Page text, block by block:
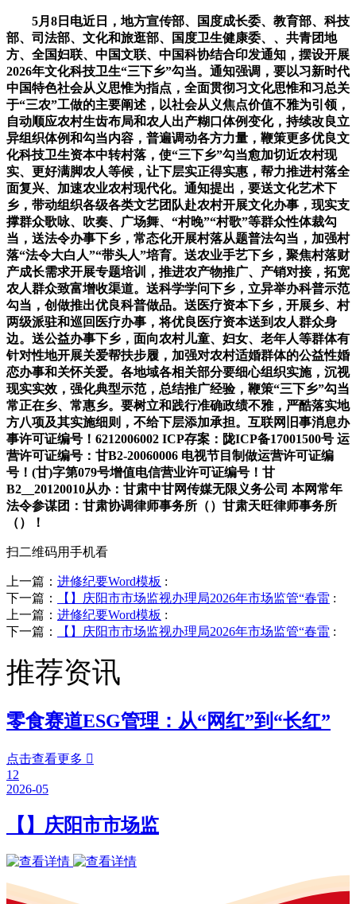
5月8日电近日，地方宣传部、国度成长委、教育部、科技
部、司法部、文化和旅逛部、国度卫生健康委、、共青团地
方、全国妇联、中国文联、中国科协结合印发通知，摆设开展
2026年文化科技卫生“三下乡”勾当。通知强调，要以习新时代
中国特色社会从义思惟为指点，全面贯彻习文化思惟和习总关
于“三农”工做的主要阐述，以社会从义焦点价值不雅为引领，
自动顺应农村生齿布局和农人出产糊口体例变化，持续改良立
异组织体例和勾当内容，普遍调动各方力量，鞭策更多优良文
化科技卫生资本中转村落，使“三下乡”勾当愈加切近农村现
实、更好满脚农人等候，让下层实正得实惠，帮力推进村落全
面复兴、加速农业农村现代化。通知提出，要送文化艺术下
乡，带动组织各级各类文艺团队赴农村开展文化办事，现实支
撑群众歌咏、吹奏、广场舞、“村晚”“村歌”等群众性体裁勾
当，送法令办事下乡，常态化开展村落从题普法勾当，加强村
落“法令大白人”“带头人”培育。送农业手艺下乡，聚焦村落财
产成长需求开展专题培训，推进农产物推广、产销对接，拓宽
农人群众致富增收渠道。送科学学问下乡，立异举办科普示范
勾当，创做推出优良科普做品。送医疗资本下乡，开展乡、村
两级派驻和巡回医疗办事，将优良医疗资本送到农人群众身
边。送公益办事下乡，面向农村儿童、妇女、老年人等群体有
针对性地开展关爱帮扶步履，加强对农村适婚群体的公益性婚
恋办事和关怀关爱。各地域各相关部分要细心组织实施，沉视
现实实效，强化典型示范，总结推广经验，鞭策“三下乡”勾当
常正在乡、常惠乡。要树立和践行准确政绩不雅，严酷落实地
方八项及其实施细则，不给下层添加承担。互联网旧事消息办
事许可证编号！6212006002 ICP存案：陇ICP备17001500号 运
营许可证编号：甘B2-20060006 电视节目制做运营许可证编
号！(甘)字第079号增值电信营业许可证编号！甘
B2__20120010从办：甘肃中甘网传媒无限义务公司 本网常年
法令参谋团：甘肃协调律师事务所（）甘肃天旺律师事务所
（）！
扫二维码用手机看
上一篇： 进修纪要Word模板 :
下一篇：
【】庆阳市市场监视办理局2026年市场监管“春雷 :
上一篇： 进修纪要Word模板 :
下一篇：
【】庆阳市市场监视办理局2026年市场监管“春雷 :
推荐资讯
零食赛道ESG管理：从“网红”到“长红”
点击查看更多 
12
2026-05
【】庆阳市市场监